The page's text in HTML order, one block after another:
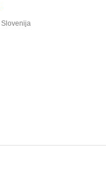
Slovenija